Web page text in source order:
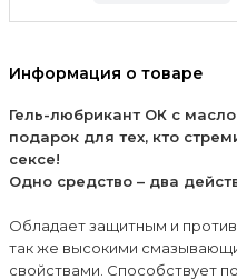
Информация о товаре
Гель-любрикант OК с
подарок для тех, кто
сексе!
Одно средство – два
Обладает защитным и
так же высокими
свойствами. Способствует